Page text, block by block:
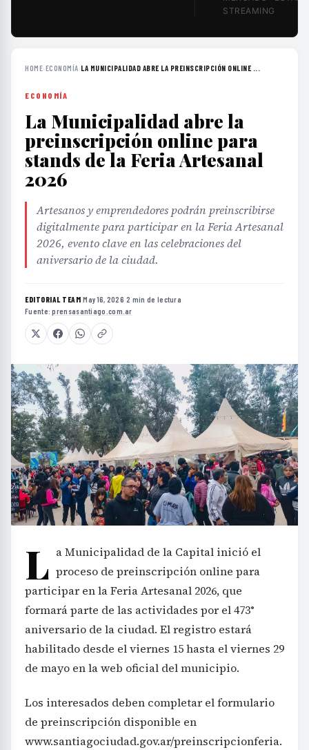
STREAMING
HOME›ECONOMÍA›LA MUNICIPALIDAD ABRE LA PREINSCRIPCIÓN ONLINE ...
ECONOMÍA
La Municipalidad abre la
preinscripción online para
stands de la Feria Artesanal
2026
Artesanos y emprendedores podrán preinscribirse
digitalmente para participar en la Feria Artesanal
2026, evento clave en las celebraciones del
aniversario de la ciudad.
EDITORIAL TEAM·May 16, 2026·2 min de lectura·
Fuente:prensasantiago.com.ar
L a Municipalidad de la Capital inició el
proceso de preinscripción online para
participar en la Feria Artesanal 2026, que
formará parte de las actividades por el 473°
aniversario de la ciudad. El registro estará
habilitado desde el viernes 15 hasta el viernes 29
de mayo en la web oficial del municipio.
Los interesados deben completar el formulario
de preinscripción disponible en
www.santiagociudad.gov.ar/preinscripcionferia.